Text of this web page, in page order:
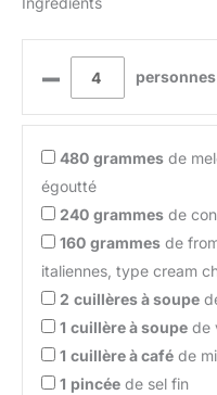
– personnes
480 grammes de
égoutté
240 grammes de
160 grammes de
italiennes, type cream
2 cuillères à soupe
1 cuillère à soupe de
1 cuillère à café de
1 pincée de sel fin